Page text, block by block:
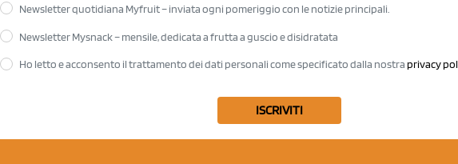
Newsletter quotidiana Myfruit – inviata ogni pomeriggio con le notizie principali.
Newsletter Mysnack – mensile, dedicata a frutta a guscio e disidratata
Ho letto e acconsento il trattamento dei dati personali come specificato dalla nostra privacy
ISCRIVITI